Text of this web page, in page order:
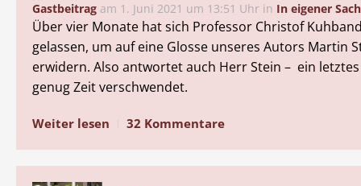
Gastbeitrag am 1. Juni 2021 um 13:51 Uhr in In eigener
Über vier Monate hat sich Professor Christof
gelassen, um auf eine Glosse unseres Autors Martin
erwidern. Also antwortet auch Herr Stein – ein
genug Zeit verschwendet.
Weiter lesen 32 Kommentare